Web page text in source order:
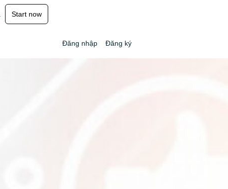
Start now
Đăng nhập Đăng ký